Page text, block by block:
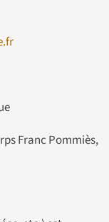
Franc Pommiès,